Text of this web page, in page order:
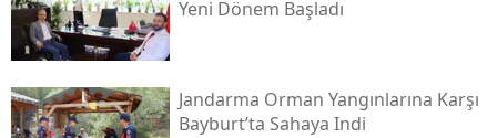
Yeni Dönem Başladı
Jandarma Orman Yangınlarına Karşı
Bayburt’ta Sahaya Indi